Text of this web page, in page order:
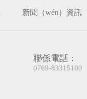
新聞（wén）資訊
聯係電話：
0769-83315100